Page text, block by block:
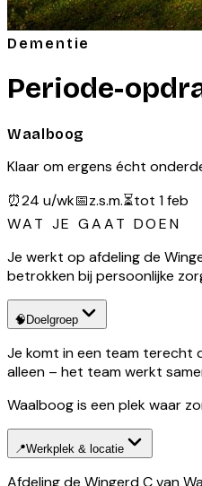
Dementie
Periode-
Waalboog
Klaar om ergens écht
⏰24 u/wk📅z.s.m.⏳tot 1 feb
WAT JE GAAT DOEN
Je werkt op afdeling de
betrokken bij persoonlijke
🧠 Doelgroep
Je komt in een team terecht
alleen – het team werkt
Waalboog is een plek waar
📍Werkplek & locatie
Afdeling de Wingerd C van